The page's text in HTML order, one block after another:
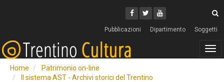
Facebook
Twitter
Youtube
Pubblicazioni Dipartimento Soggetti
Home
Patrimonio on-line
Il sistema AST - Archivi storici del Trentino